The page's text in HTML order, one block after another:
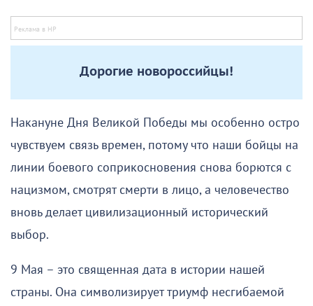
Дорогие новороссийцы!
Накануне Дня Великой Победы мы особенно остро
чувствуем связь времен, потому что наши бойцы на
линии боевого соприкосновения снова борются с
нацизмом, смотрят смерти в лицо, а человечество
вновь делает цивилизационный исторический
выбор.
9 Мая – это священная дата в истории нашей
страны. Она символизирует триумф несгибаемой